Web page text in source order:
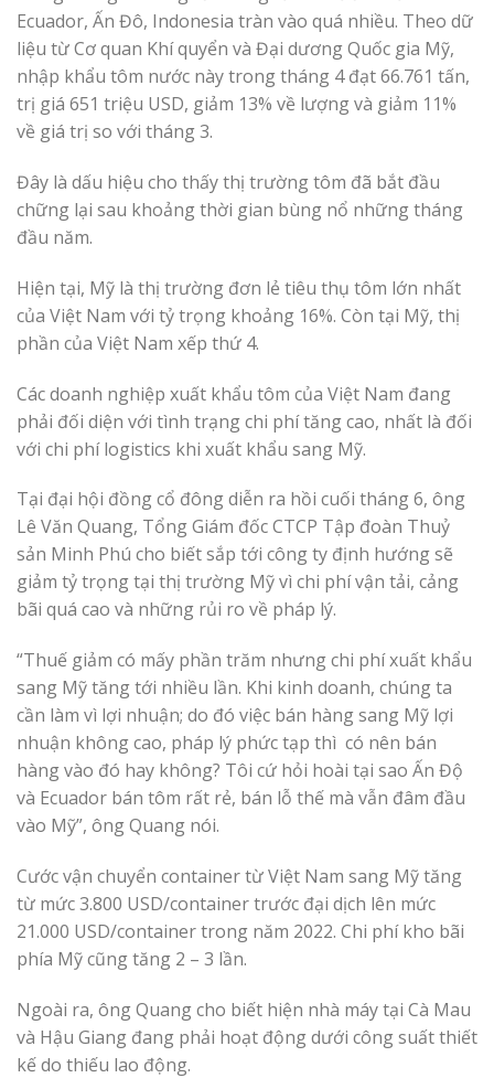
Ecuador, Ấn Đô, Indonesia tràn vào quá nhiều. Theo dữ
liệu từ Cơ quan Khí quyển và Đại dương Quốc gia Mỹ,
nhập khẩu tôm nước này trong tháng 4 đạt 66.761 tấn,
trị giá 651 triệu USD, giảm 13% về lượng và giảm 11%
về giá trị so với tháng 3.
Đây là dấu hiệu cho thấy thị trường tôm đã bắt đầu
chững lại sau khoảng thời gian bùng nổ những tháng
đầu năm.
Hiện tại, Mỹ là thị trường đơn lẻ tiêu thụ tôm lớn nhất
của Việt Nam với tỷ trọng khoảng 16%. Còn tại Mỹ, thị
phần của Việt Nam xếp thứ 4.
Các doanh nghiệp xuất khẩu tôm của Việt Nam đang
phải đối diện với tình trạng chi phí tăng cao, nhất là đối
với chi phí logistics khi xuất khẩu sang Mỹ.
Tại đại hội đồng cổ đông diễn ra hồi cuối tháng 6, ông
Lê Văn Quang, Tổng Giám đốc CTCP Tập đoàn Thuỷ
sản Minh Phú cho biết sắp tới công ty định hướng sẽ
giảm tỷ trọng tại thị trường Mỹ vì chi phí vận tải, cảng
bãi quá cao và những rủi ro về pháp lý.
“Thuế giảm có mấy phần trăm nhưng chi phí xuất khẩu
sang Mỹ tăng tới nhiều lần. Khi kinh doanh, chúng ta
cần làm vì lợi nhuận; do đó việc bán hàng sang Mỹ lợi
nhuận không cao, pháp lý phức tạp thì có nên bán
hàng vào đó hay không? Tôi cứ hỏi hoài tại sao Ấn Độ
và Ecuador bán tôm rất rẻ, bán lỗ thế mà vẫn đâm đầu
vào Mỹ”, ông Quang nói.
Cước vận chuyển container từ Việt Nam sang Mỹ tăng
từ mức 3.800 USD/container trước đại dịch lên mức
21.000 USD/container trong năm 2022. Chi phí kho bãi
phía Mỹ cũng tăng 2 – 3 lần.
Ngoài ra, ông Quang cho biết hiện nhà máy tại Cà Mau
và Hậu Giang đang phải hoạt động dưới công suất thiết
kế do thiếu lao động.